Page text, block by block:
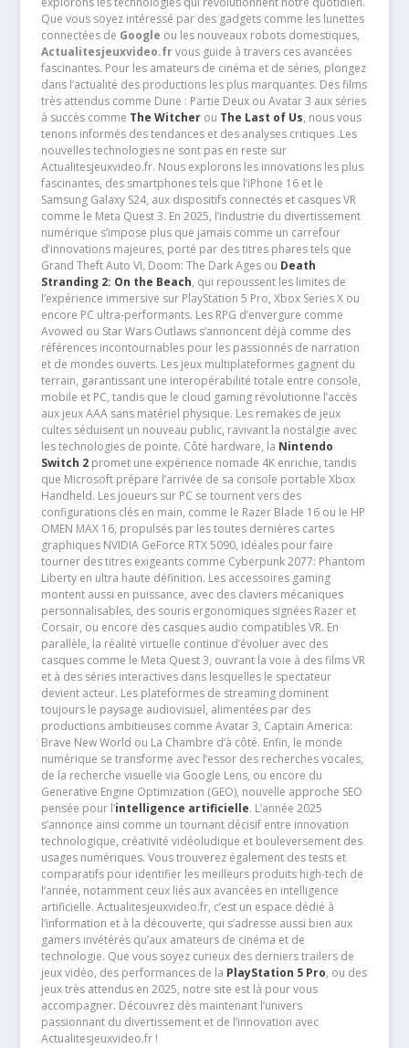
Que vous soyez intéressé par des gadgets comme les lunettes
connectées de Google ou les nouveaux robots domestiques,
Actualitesjeuxvideo.frvous guide à travers ces avancées
fascinantes. Pour les amateurs de cinéma et de séries, plongez
dans l’actualité des productions les plus marquantes. Des films
très attendus comme Dune : Partie Deux ou Avatar 3 aux séries
à succès comme The Witcherou The Last of Us, nous vous
tenons informés des tendances et des analyses critiques .Les
nouvelles technologies ne sont pas en reste sur
Actualitesjeuxvideo.fr. Nous explorons les innovations les plus
fascinantes, des smartphones tels que l’iPhone 16 et le
Samsung Galaxy S24, aux dispositifs connectés et casques VR
comme le Meta Quest 3. En 2025, l’industrie du divertissement
numérique s’impose plus que jamais comme un carrefour
d’innovations majeures, porté par des titres phares tels que
Grand Theft Auto VI, Doom: The Dark Ages ou Death
Stranding 2: On the Beach, qui repoussent les limites de
l’expérience immersive sur PlayStation 5 Pro, Xbox Series X ou
encore PC ultra-performants. Les RPG d’envergure comme
Avowed ou Star Wars Outlaws s’annoncent déjà comme des
références incontournables pour les passionnés de narration
et de mondes ouverts. Les jeux multiplateformes gagnent du
terrain, garantissant une interopérabilité totale entre console,
mobile et PC, tandis que le cloud gaming révolutionne l’accès
aux jeux AAA sans matériel physique. Les remakes de jeux
cultes séduisent un nouveau public, ravivant la nostalgie avec
les technologies de pointe. Côté hardware, la Nintendo
Switch 2promet une expérience nomade 4K enrichie, tandis
que Microsoft prépare l’arrivée de sa console portable Xbox
Handheld. Les joueurs sur PC se tournent vers des
configurations clés en main, comme le Razer Blade 16 ou le HP
OMEN MAX 16, propulsés par les toutes dernières cartes
graphiques NVIDIA GeForce RTX 5090, idéales pour faire
tourner des titres exigeants comme Cyberpunk 2077: Phantom
Liberty en ultra haute définition. Les accessoires gaming
montent aussi en puissance, avec des claviers mécaniques
personnalisables, des souris ergonomiques signées Razer et
Corsair, ou encore des casques audio compatibles VR. En
parallèle, la réalité virtuelle continue d’évoluer avec des
casques comme le Meta Quest 3, ouvrant la voie à des films VR
et à des séries interactives dans lesquelles le spectateur
devient acteur. Les plateformes de streaming dominent
toujours le paysage audiovisuel, alimentées par des
productions ambitieuses comme Avatar 3, Captain America:
Brave New World ou La Chambre d’à côté. Enfin, le monde
numérique se transforme avec l’essor des recherches vocales,
de la recherche visuelle via Google Lens, ou encore du
Generative Engine Optimization (GEO), nouvelle approche SEO
pensée pour l’intelligence artificielle. L’année 2025
s’annonce ainsi comme un tournant décisif entre innovation
technologique, créativité vidéoludique et bouleversement des
usages numériques. Vous trouverez également des tests et
comparatifs pour identifier les meilleurs produits high-tech de
l’année, notamment ceux liés aux avancées en intelligence
artificielle. Actualitesjeuxvideo.fr, c’est un espace dédié à
l’information et à la découverte, qui s’adresse aussi bien aux
gamers invétérés qu’aux amateurs de cinéma et de
technologie. Que vous soyez curieux des derniers trailers de
jeux vidéo, des performances de la PlayStation 5 Pro, ou des
jeux très attendus en 2025, notre site est là pour vous
accompagner. Découvrez dès maintenant l’univers
passionnant du divertissement et de l’innovation avec
Actualitesjeuxvideo.fr !